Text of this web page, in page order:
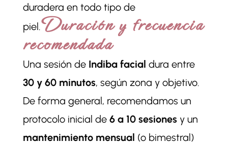
duradera en todo tipo de
piel.Duración y frecuencia
recomendada
Una sesión de Indiba facial dura entre
30 y 60 minutos, según zona y objetivo.
De forma general, recomendamos un
protocolo inicial de 6 a 10 sesionesy un
mantenimiento mensual (o bimestral)